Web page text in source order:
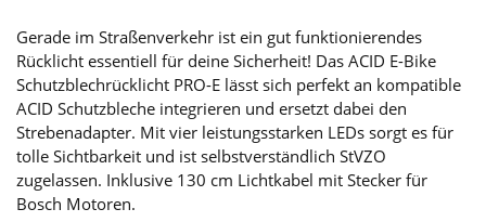
Gerade im Straßenverkehr ist ein gut funktionierendes
Rücklicht essentiell für deine Sicherheit! Das ACID E-Bike
Schutzblechrücklicht PRO-E lässt sich perfekt an kompatible
ACID Schutzbleche integrieren und ersetzt dabei den
Strebenadapter. Mit vier leistungsstarken LEDs sorgt es für
tolle Sichtbarkeit und ist selbstverständlich StVZO
zugelassen. Inklusive 130 cm Lichtkabel mit Stecker für
Bosch Motoren.